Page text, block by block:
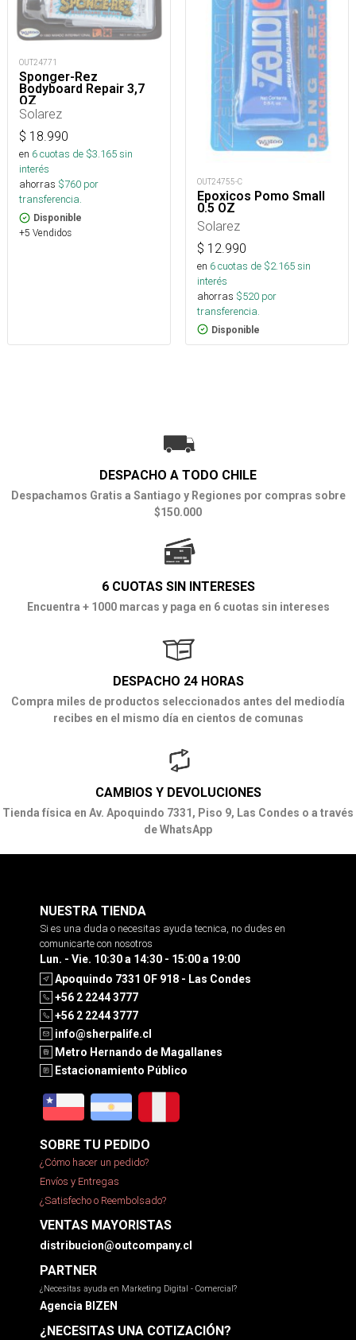
OUT24771
Sponger-Rez
Bodyboard Repair 3,7
OZ
Solarez
$ 18.990
en 6cuotas de $3.165sin
interés
ahorras $760 por
transferencia.
Disponible
+5 Vendidos
OUT24755-C
Epoxicos Pomo Small
0.5 OZ
Solarez
$ 12.990
en 6cuotas de $2.165sin
interés
ahorras $520 por
transferencia.
Disponible
DESPACHO A TODO CHILE
Despachamos Gratis a Santiago y Regiones por compras sobre
$150.000
6 CUOTAS SIN INTERESES
Encuentra + 1000 marcas y paga en 6 cuotas sin intereses
DESPACHO 24 HORAS
Compra miles de productos seleccionados antes del mediodía
recibes en el mismo día en cientos de comunas
CAMBIOS Y DEVOLUCIONES
Tienda física en Av. Apoquindo 7331, Piso 9, Las Condes o a través
de WhatsApp
NUESTRA TIENDA
Si es una duda o necesitas ayuda tecnica, no dudes en
comunicarte con nosotros
Lun. - Vie. 10:30 a 14:30 - 15:00 a 19:00
Apoquindo 7331 OF 918 - Las Condes
+56 2 2244 3777
+56 2 2244 3777
info@sherpalife.cl
Metro Hernando de Magallanes
Estacionamiento Público
SOBRE TU PEDIDO
¿Cómo hacer un pedido?
Envíos y Entregas
¿Satisfecho o Reembolsado?
VENTAS MAYORISTAS
distribucion@outcompany.cl
PARTNER
¿Necesitas ayuda en Marketing Digital - Comercial?
Agencia BIZEN
¿NECESITAS UNA COTIZACIÓN?